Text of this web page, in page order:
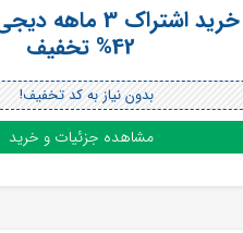
خرید اشتراک 3
42% تخفیف
بدون نیاز به کد تخفیف!
مشاهده جزئیات و خرید